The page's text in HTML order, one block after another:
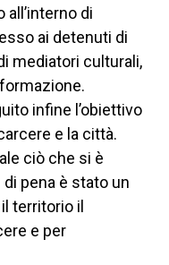
all’interno di
ai detenuti di
mediatori culturali,
infine l’obiettivo
e la città.
ciò che si è
pena è stato un
territorio il
e per